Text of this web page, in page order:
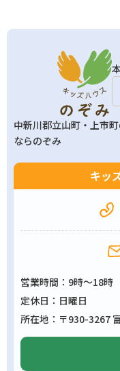
中新川郡立山町・上市
ならのぞみ
キッ
営業時間
9時～18時
定休日
日曜日
所在地
〒930-3267